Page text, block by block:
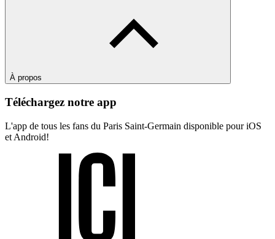
À propos
Téléchargez notre app
L'app de tous les fans du Paris Saint-Germain disponible pour iOS
et Android!